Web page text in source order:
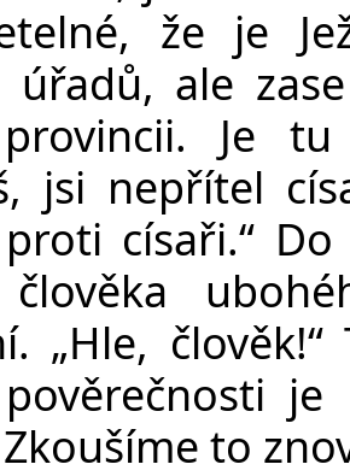
že je
úřadů, ale
Je
jsi nepřítel
císaři.“
člověka
„Hle,
to